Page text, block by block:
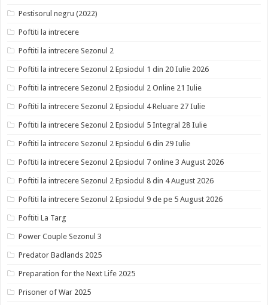
Pestisorul negru (2022)
Poftiti la intrecere
Poftiti la intrecere Sezonul 2
Poftiti la intrecere Sezonul 2 Epsiodul 1 din 20 Iulie 2026
Poftiti la intrecere Sezonul 2 Epsiodul 2 Online 21 Iulie
Poftiti la intrecere Sezonul 2 Epsiodul 4 Reluare 27 Iulie
Poftiti la intrecere Sezonul 2 Epsiodul 5 Integral 28 Iulie
Poftiti la intrecere Sezonul 2 Epsiodul 6 din 29 Iulie
Poftiti la intrecere Sezonul 2 Epsiodul 7 online 3 August 2026
Poftiti la intrecere Sezonul 2 Epsiodul 8 din 4 August 2026
Poftiti la intrecere Sezonul 2 Epsiodul 9 de pe 5 August 2026
Poftiti La Targ
Power Couple Sezonul 3
Predator Badlands 2025
Preparation for the Next Life 2025
Prisoner of War 2025